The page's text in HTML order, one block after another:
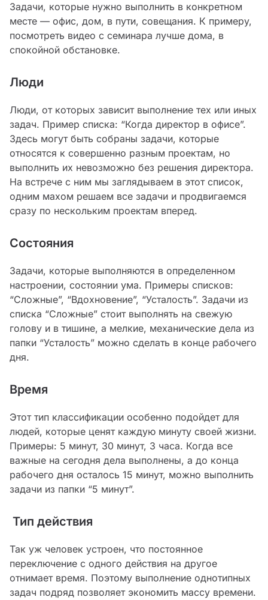
Задачи, которые нужно выполнить в конкретном
месте — офис, дом, в пути, совещания. К примеру,
посмотреть видео с семинара лучше дома, в
спокойной обстановке.
Люди
Люди, от которых зависит выполнение тех или иных
задач. Пример списка: “Когда директор в офисе”.
Здесь могут быть собраны задачи, которые
относятся к совершенно разным проектам, но
выполнить их невозможно без решения директора.
На встрече с ним мы заглядываем в этот список,
одним махом решаем все задачи и продвигаемся
сразу по нескольким проектам вперед.
Состояния
Задачи, которые выполняются в определенном
настроении, состоянии ума. Примеры списков:
“Сложные”, “Вдохновение”, “Усталость”. Задачи из
списка “Сложные” стоит выполнять на свежую
голову и в тишине, а мелкие, механические дела из
папки “Усталость” можно сделать в конце рабочего
дня.
Время
Этот тип классификации особенно подойдет для
людей, которые ценят каждую минуту своей жизни.
Примеры: 5 минут, 30 минут, 3 часа. Когда все
важные на сегодня дела выполнены, а до конца
рабочего дня осталось 15 минут, можно выполнить
задачи из папки “5 минут”.
Тип действия
Так уж человек устроен, что постоянное
переключение с одного действия на другое
отнимает время. Поэтому выполнение однотипных
задач подряд позволяет экономить массу времени.